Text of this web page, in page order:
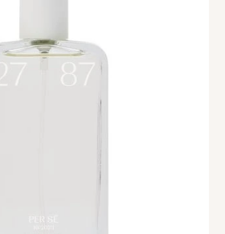
X
Xerjoff
Y
Yves
Saint